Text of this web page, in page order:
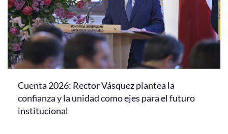
Cuenta 2026: Rector Vásquez plantea la
confianza y la unidad como ejes para el futuro
institucional